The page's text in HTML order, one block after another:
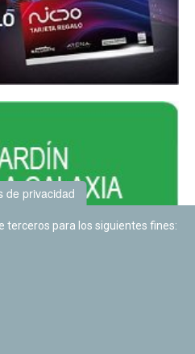
de privacidad
terceros para los siguientes fines: